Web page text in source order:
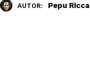
AUTOR: Pepu Ricca